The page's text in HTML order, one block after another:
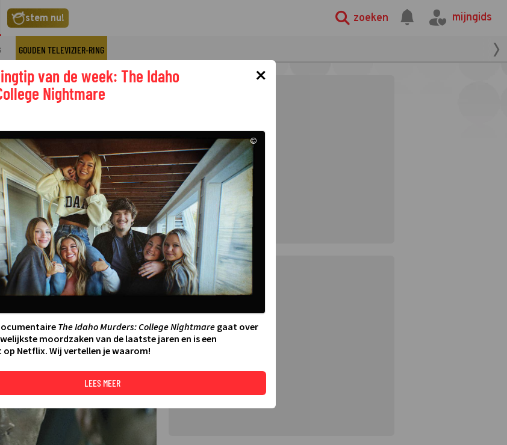
stem nu! zoeken mijngids
GOUDEN TELEVIZIER-RING
×
van de week: The Idaho
Nightmare
©
The Idaho Murders: College Nightmaregaat over
moordzaken van de laatste jaren en is een
Netflix. Wij vertellen je waarom!
LEES MEER